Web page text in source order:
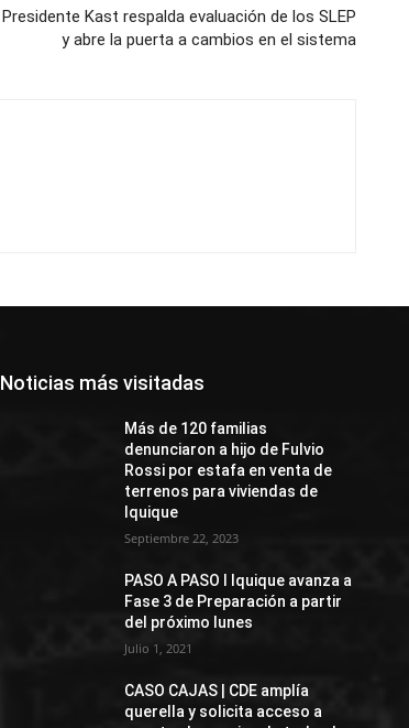
Presidente Kast respalda evaluación de los SLEP
y abre la puerta a cambios en el sistema
Noticias más visitadas
Más de 120 familias
denunciaron a hijo de Fulvio
Rossi por estafa en venta de
terrenos para viviendas de
Iquique
Septiembre 22, 2023
PASO A PASO I Iquique avanza a
Fase 3 de Preparación a partir
del próximo lunes
Julio 1, 2021
CASO CAJAS | CDE amplía
querella y solicita acceso a